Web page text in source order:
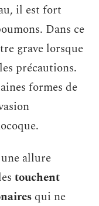
il est fort
Dans ce
grave lorsque
précautions.
formes de
allure
touchent
qui ne